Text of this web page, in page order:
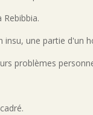
une partie d'un
problèmes